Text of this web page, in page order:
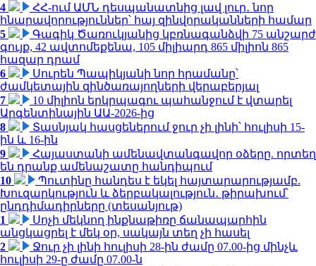
4
ՀՀ-ում ԱՄՆ դեսպանատնից լավ լուր․ նոր
հնարավորություններ՝ հայ զինվորականների համար
5
Գագիկ Ծառուկյանից կբռնագանձվի 75 անշարժ
գույք, 42 ավտոմեքենա, 105 միլիարդ 865 միլիոն 865
հազար դրամ
6
Սուրեն Պապիկյանի նոր հրամանը՝
ժամկետային զինծառայողների վերաբերյալ
7
10 միլիոն երկրպագու պահանջում է վտարել
Արգենտինային ԱԱ-2026-ից
8
Տասնյակ հասցեներում ջուր չի լինի՝ հուլիսի 15-
ին և 16-ին
9
Հայաստանի ամենավտանգավոր օձերը. որտեղ
են դրանք ամենաշատը հանդիպում
10
Պուտինը հանդես է եկել հայտարարությամբ.
Խուզարկություն և ձերբակալություն․ թիրախում՝
ընդդիմադիրները (տեսանյութ)
1
Սոչի մեկնող ինքնաթիռը ճանապարհին
անցկացրել է մեկ օր, սակայն տեղ չի հասել
2
Ջուր չի լինի հուլիսի 28-ին ժամը 07.00-ից մինչև
հուլիսի 29-ը ժամը 07.00-ն